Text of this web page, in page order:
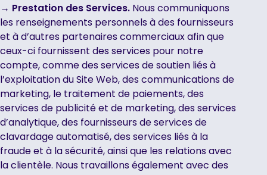
→ Prestation des Services. Nous communiquons
les renseignements personnels à des fournisseurs
et à d’autres partenaires commerciaux afin que
ceux-ci fournissent des services pour notre
compte, comme des services de soutien liés à
l’exploitation du Site Web, des communications de
marketing, le traitement de paiements, des
services de publicité et de marketing, des services
d’analytique, des fournisseurs de services de
clavardage automatisé, des services liés à la
fraude et à la sécurité, ainsi que les relations avec
la clientèle. Nous travaillons également avec des